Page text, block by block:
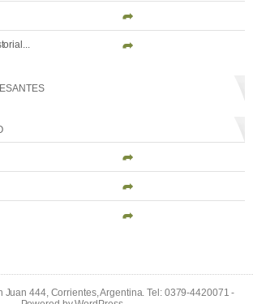
Juan 444, Corrientes, Argentina. Tel: 0379-4420071 -